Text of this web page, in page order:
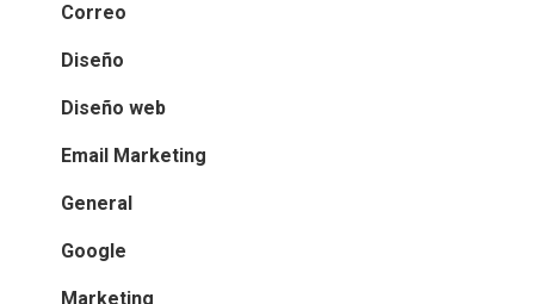
Correo
Diseño
Diseño web
Email Marketing
General
Google
Marketing